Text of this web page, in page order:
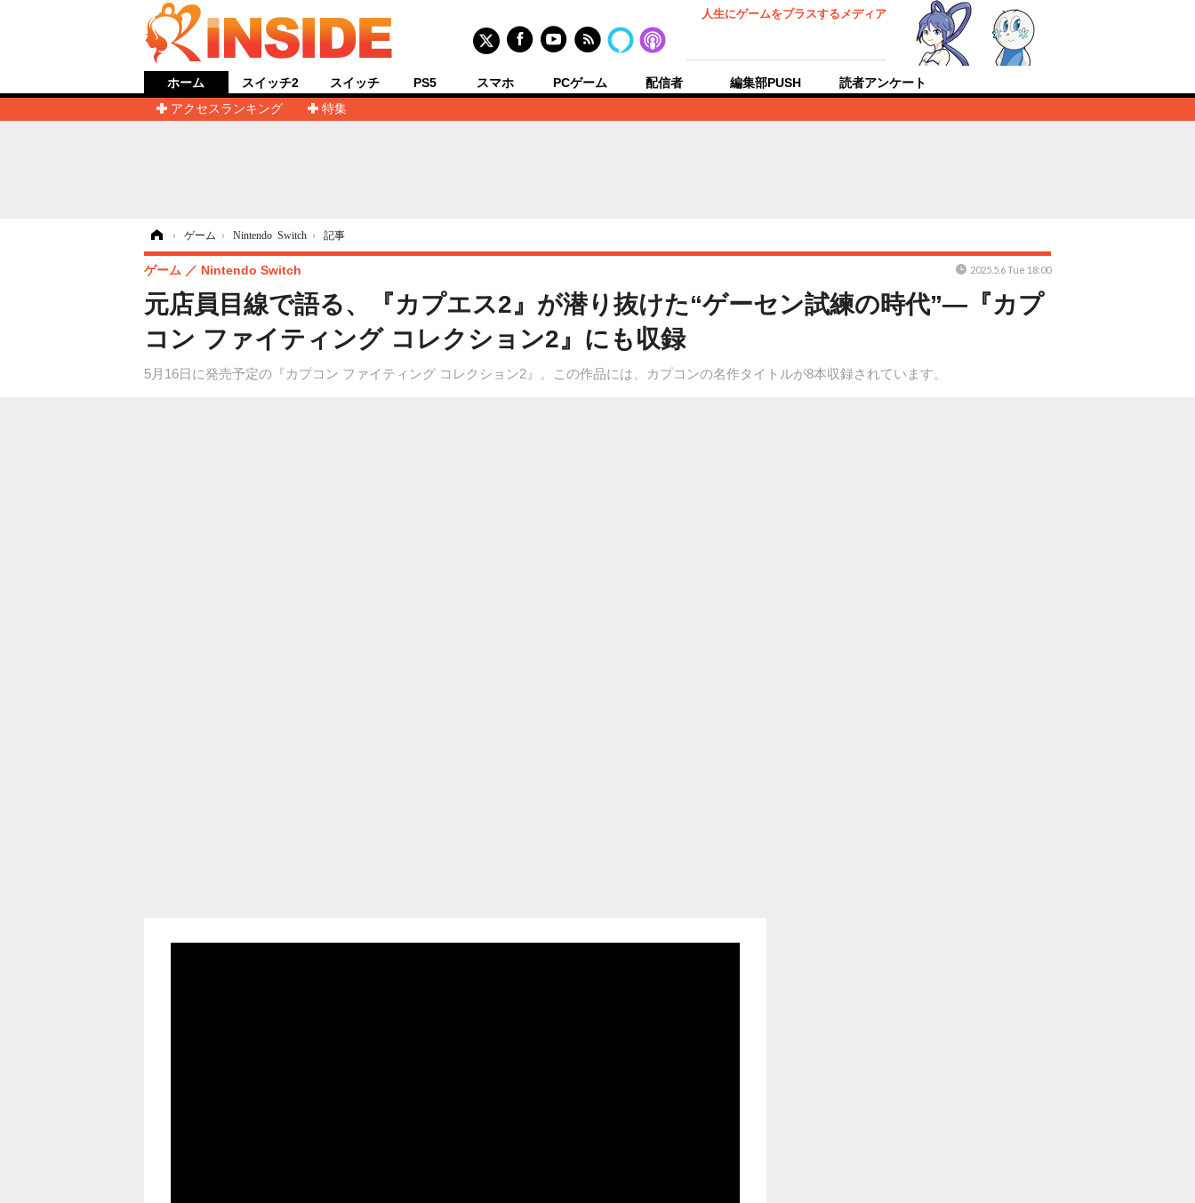
人生にゲームをプラスするメディア
ホーム
アクセスランキング
特集
スイッチ2 スイッチ PS5 スマホ PCゲーム 配信者 編集部PUSH 読者アンケート
› ゲーム › Nintendo Switch › 記事
元店員目線で語る、『カプエス2』が潜り抜けた“ゲーセン試練の時代”―『カプ
コン ファイティング コレクション2』にも収録
5月16日に発売予定の『カプコン ファイティング コレクション2』。この作品には、カプコンの名作タイトルが8本収録されています。
ゲーム Nintendo Switch 2025.5.6 Tue 18:00